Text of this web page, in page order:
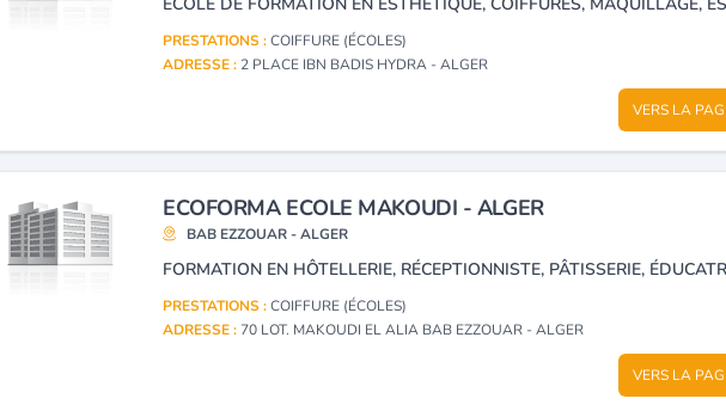
PRESTATIONS :COIFFURE (ÉCOLES)
ADRESSE : 2 PLACE IBN BADIS HYDRA - ALGER
VERS LA
ECOFORMA ECOLE MAKOUDI - ALGER
BAB EZZOUAR - ALGER
PRESTATIONS :COIFFURE (ÉCOLES)
ADRESSE : 70 LOT. MAKOUDI EL ALIA BAB EZZOUAR - ALGER
VERS LA